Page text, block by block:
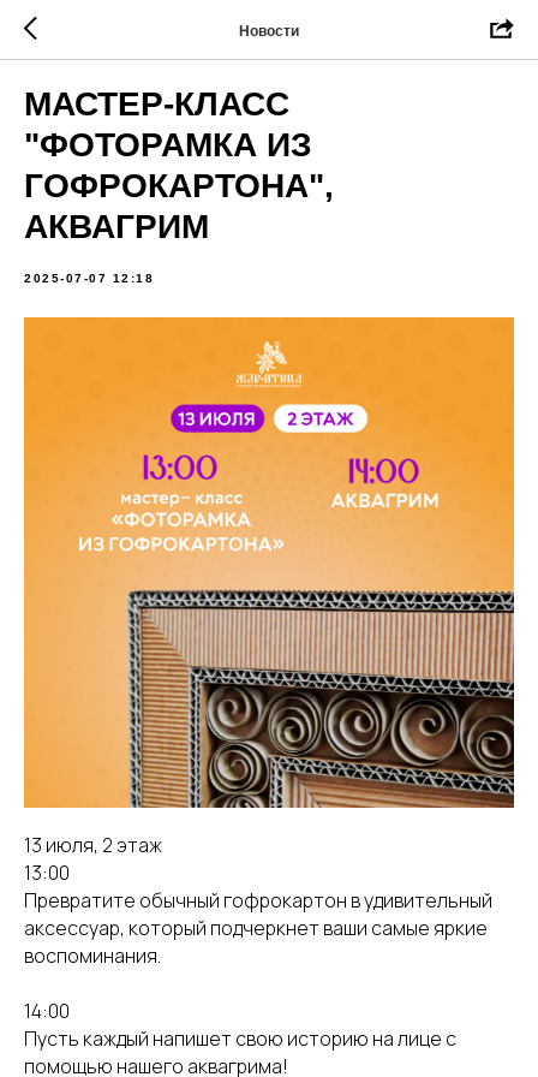
Новости
МАСТЕР-КЛАСС
"ФОТОРАМКА ИЗ
ГОФРОКАРТОНА",
АКВАГРИМ
2025-07-07 12:18
13 июля, 2 этаж
13:00
Превратите обычный гофрокартон в удивительный
аксессуар, который подчеркнет ваши самые яркие
воспоминания.
14:00
Пусть каждый напишет свою историю на лице с
помощью нашего аквагрима!